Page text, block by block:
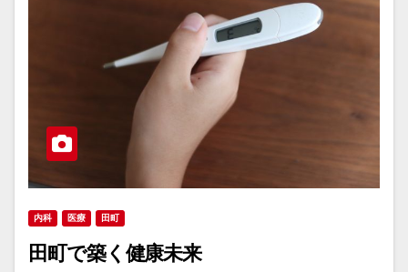
内科 医療 田町
田町で築く健康未来